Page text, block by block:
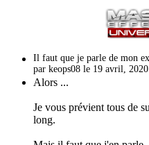
Il faut que je parle de mon
par keops08 le 19 avril,
Alors ...
Je vous prévient tous de
long.